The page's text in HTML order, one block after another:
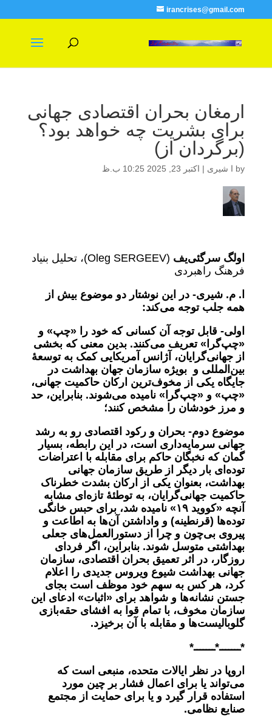
irancrises@gmail.com
ارمغان بحران اقتصادی جهانی
برای بشریت چه خواهد بود؟
(برگردان از)
by ا شیری | اکتبر 23, 2025 10:25 ب.ظ
اولگ سرگئی‌یف
(Oleg SERGEEV)، تحلیل بنیاد
فرهنگ راهبردی
ا. م. شیری- در این نوشتار دو موضوع بیش از
همه جلب توجه می‌کند:
اولی- قابل توجه آن کسانی که خود را «چپ» و
«چپ‌گرا» تعریف می‌کنند. بدین معنی که بخشی
از جهانی‌گرایان، آژانس آمریکایی کمک به توسعۀ
بین‌المللی و بویژه سازمان جهان بهداشت در
جایگاه یکی از مخوف‌ترین ارکان حاکمیت جهانی،
«چپ» و «چپ‌گرا» نامیده می‌شوند. بنابراین، حد
و مرز خودشان را مشخص کنند؛
موضوع دوم- بحران و رکود اقتصادی رو به رشد
جهانی سرمایه‌داری است، در این رابطه، بسیار
گمان که نخبگان حاکم برای مقابله با اعتراضات
توده‌ای بار دیگر از طریق سازمان جهانی
بهداشت، بعنوان یکی از ارکان بشدت خطرناک
حاکمیت جهانی‌گرایان، به توطئۀ تازه‌ای مشابه
آنچه «کووید ١٩» نامیده شد، برای حبس خانگی
توده‌ها (قرنطینه) و واداشتن آن‌ها به اطاعت و
پیروی بی‌چون و چرا از دستورالعمل‌های جعلی
بهداشتی متوسل شوند. بنابراین، اگر فردای
روزگار، در اثر تعمیق بحران اقتصادی، سازمان
جهانی بهداشت شیوع ویروس جدیدی را اعلام
کرد، هر کس به سهم خود موظف است بجای
جستن نشانه‌ها و شواهد برای «اثبات» ادعای این
سازمان مخوف، با تمام قوا به افشای حقه‌بازی
گلوبالیست‌ها و مقابله با آن برخیزد.
*ـــــــ*ـــــــ*
اروپا در نظر ایالات متحده، منبعی است که
می‌تواند یا برای اعمال فشار بر چین مورد
استفاده قرار گیرد و یا برای حمایت از مجتمع
صنایع نظامی.